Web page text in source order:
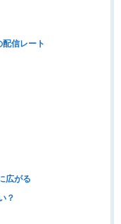
信レート
広がる
？